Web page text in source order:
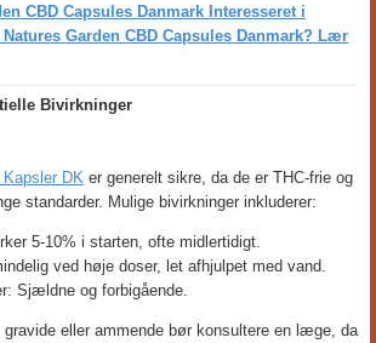
CBD Capsules Danmark Interesseret i
Garden CBD Capsules Danmark? Lær
Bivirkninger
Kapsler DK er generelt sikre, da de er THC-frie og
standarder. Mulige bivirkninger inkluderer:
5-10% i starten, ofte midlertidigt.
ved høje doser, let afhjulpet med vand.
Sjældne og forbigående.
gravide eller ammende bør konsultere en læge, da